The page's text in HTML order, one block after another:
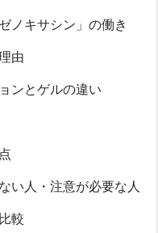
ノキサシン」の働き
由
ンとゲルの違い
い人・注意が必要な人
較